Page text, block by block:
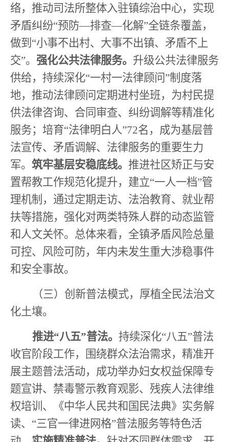
络，推动司法所整体入驻镇综治中心，实现
矛盾纠纷“预防—排查—化解”全链条覆盖，
做到 “小事不出村、大事不出镇、矛盾不上
交”。 强化公共法律服务。 升级公共法律服务
供给，持续深化“一村一法律顾问”制度落
地，推动法律顾问定期进村坐班，为村民提
供法律咨询、合同审查、纠纷调解等精准化
服务；培育“法律明白人”72名，成为基层普
法宣传、矛盾调解、法律服务的重要生力
军。 筑牢基层安稳底线。 推进社区矫正与安
置帮教工作规范化提升，建立“一人一档”管
理机制，通过定期走访、 法治教育、就业帮
扶等措施，强化对两类特殊人群的动态监管
和人文关怀。总体来看，全镇矛盾风险总量
可控、风险可防，年内未发生重大涉稳事件
和安全事故。
（三）创新普法模式，厚植全民法治文
化土壤。
推进“八五”普法。 持续深化“八五”普法
收官阶段工作，围绕群众法治需求，精准开
展主题普法活动，成功举办妇女权益保障专
题宣讲、禁毒警示教育观影、残疾人法律维
权培训、《中华人民共和国民法典》实务解
读、 “三官一律进网格”普法服务等特色活